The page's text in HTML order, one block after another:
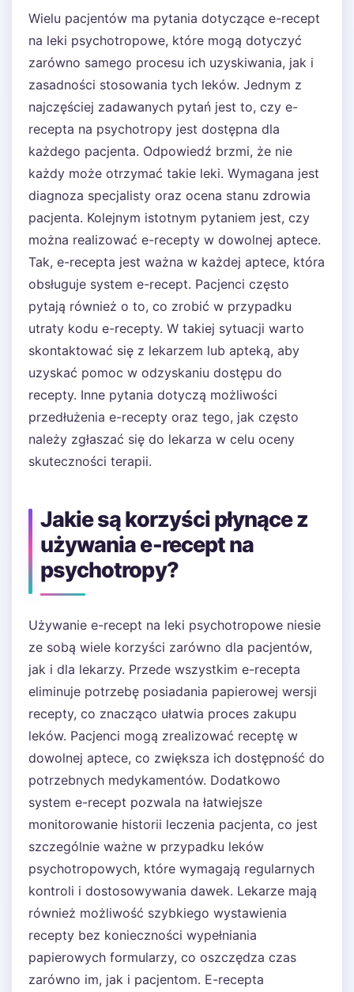
Wielu pacjentów ma pytania dotyczące e-recept
na leki psychotropowe, które mogą dotyczyć
zarówno samego procesu ich uzyskiwania, jak i
zasadności stosowania tych leków. Jednym z
najczęściej zadawanych pytań jest to, czy e-
recepta na psychotropy jest dostępna dla
każdego pacjenta. Odpowiedź brzmi, że nie
każdy może otrzymać takie leki. Wymagana jest
diagnoza specjalisty oraz ocena stanu zdrowia
pacjenta. Kolejnym istotnym pytaniem jest, czy
można realizować e-recepty w dowolnej aptece.
Tak, e-recepta jest ważna w każdej aptece, która
obsługuje system e-recept. Pacjenci często
pytają również o to, co zrobić w przypadku
utraty kodu e-recepty. W takiej sytuacji warto
skontaktować się z lekarzem lub apteką, aby
uzyskać pomoc w odzyskaniu dostępu do
recepty. Inne pytania dotyczą możliwości
przedłużenia e-recepty oraz tego, jak często
należy zgłaszać się do lekarza w celu oceny
skuteczności terapii.
Jakie są korzyści płynące z
używania e-recept na
psychotropy?
Używanie e-recept na leki psychotropowe niesie
ze sobą wiele korzyści zarówno dla pacjentów,
jak i dla lekarzy. Przede wszystkim e-recepta
eliminuje potrzebę posiadania papierowej wersji
recepty, co znacząco ułatwia proces zakupu
leków. Pacjenci mogą zrealizować receptę w
dowolnej aptece, co zwiększa ich dostępność do
potrzebnych medykamentów. Dodatkowo
system e-recept pozwala na łatwiejsze
monitorowanie historii leczenia pacjenta, co jest
szczególnie ważne w przypadku leków
psychotropowych, które wymagają regularnych
kontroli i dostosowywania dawek. Lekarze mają
również możliwość szybkiego wystawienia
recepty bez konieczności wypełniania
papierowych formularzy, co oszczędza czas
zarówno im, jak i pacjentom. E-recepta